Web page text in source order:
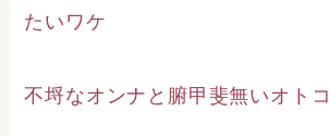
たいワケ
不埒なオンナと腑甲斐無いオトコ